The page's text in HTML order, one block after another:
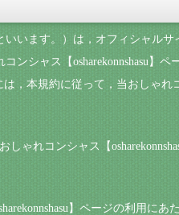
います。）は，オフィシャル
ンシャス【osharekonnshasu】
，本規約に従って，当おしゃれ
しゃれコンシャス【
】ページの利用にあ